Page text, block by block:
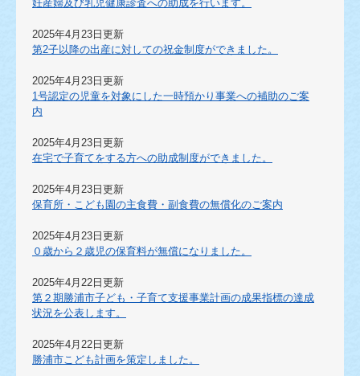
妊産婦及び乳児健康診査への助成を行います。
2025年4月23日更新
第2子以降の出産に対しての祝金制度ができました。
2025年4月23日更新
1号認定の児童を対象にした一時預かり事業への補助のご案
内
2025年4月23日更新
在宅で子育てをする方への助成制度ができました。
2025年4月23日更新
保育所・こども園の主食費・副食費の無償化のご案内
2025年4月23日更新
０歳から２歳児の保育料が無償になりました。
2025年4月22日更新
第２期勝浦市子ども・子育て支援事業計画の成果指標の達成
状況を公表します。
2025年4月22日更新
勝浦市こども計画を策定しました。